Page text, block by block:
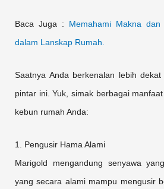
Baca Juga : Memahami Makna dan
dalam Lanskap Rumah.
Saatnya Anda berkenalan lebih
pintar ini. Yuk, simak berbagai
kebun rumah Anda:
1. Pengusir Hama Alami
Marigold mengandung senyawa
yang secara alami mampu mengusir